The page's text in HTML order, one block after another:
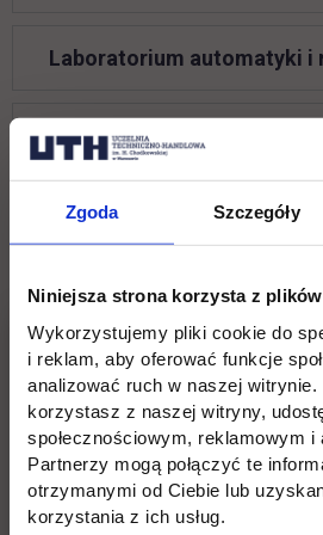
Zgoda Szczegóły
Niniejsza strona korzysta z
Wykorzystujemy pliki cookie do
i reklam, aby oferować funkcje
analizować ruch w naszej
korzystasz z naszej witryny,
społecznościowym, reklamowym i
Partnerzy mogą połączyć te
otrzymanymi od Ciebie lub
korzystania z ich usług.
Laboratorium automatyki i
Laboratorium sieci
Laboratorium fizyki
Laboratorium metrologii
Laboratorium chemii
Laboratorium ochrony
Laboratorium mechaniki